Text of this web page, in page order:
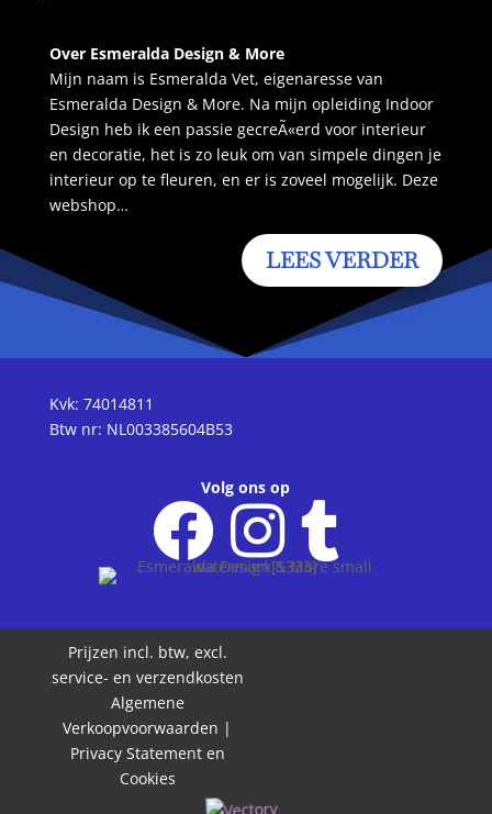
Over Esmeralda Design & More
Mijn naam is Esmeralda Vet, eigenaresse van
Esmeralda Design & More. Na mijn opleiding Indoor
Design heb ik een passie gecreÃ«erd voor interieur
en decoratie, het is zo leuk om van simpele dingen je
interieur op te fleuren, en er is zoveel mogelijk. Deze
webshop…
LEES VERDER
Kvk: 74014811
Btw nr: NL003385604B53
Volg ons op
Prijzen incl. btw, excl.
service- en verzendkosten
Algemene
Verkoopvoorwaarden |
Privacy Statement en
Cookies